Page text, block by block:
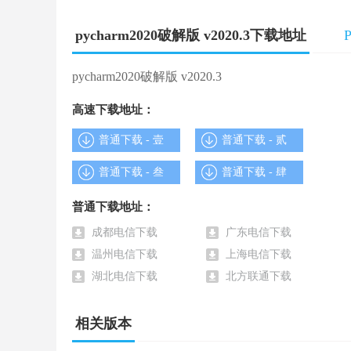
工具。
智能化Python輔助
pycharm2020安卓版给予智能化编码补齐、编码查
的导航功能。
Web开发框架
pycharm2020安卓版为当代web开发架构(如：Django
1、编号协助
pycharm2020破解版 v2020.3下载地址
pycharm2020破解版 v2020.3
高速下载地址：
普通下载 - 壹 普通下载 - 贰
普通下载 - 叁 普通下载 - 肆
普通下载地址：
成都电信下载
广东电信下载
温州电信下载
上海电信下载
湖北电信下载
北方联通下载
相关版本